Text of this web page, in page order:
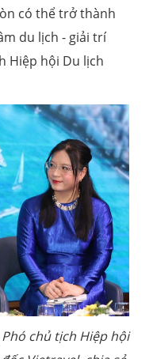
có thể trở thành
du lịch - giải trí
Hiệp hội Du lịch
chủ tịch Hiệp hội